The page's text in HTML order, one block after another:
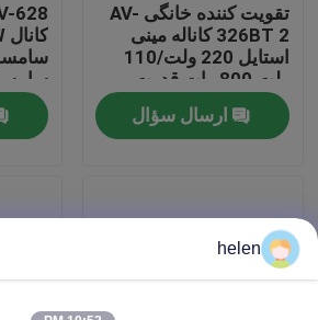
با ما تماس بگیرید
اخبار
وبلاگ
ماژول برد تقویت کننده
تقویت کننده خانگی AV-
326BT 2 کاناله مینی
استایل 220 ولت/110
ولت 800 وات قدرت
صوتی بی سیم BT کیفیت
صدای استیج خودرو
ارسال سؤال
helen